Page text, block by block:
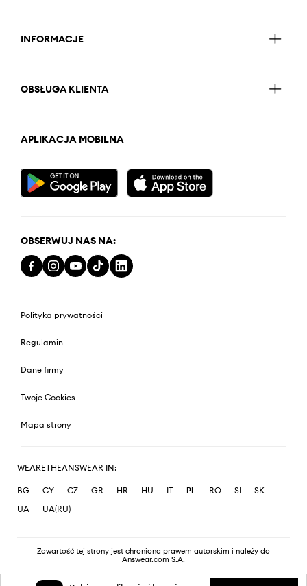
INFORMACJE
OBSŁUGA KLIENTA
APLIKACJA MOBILNA
OBSERWUJ NAS NA:
Polityka prywatności
Regulamin
Dane firmy
Twoje Cookies
Mapa strony
WEARETHEANSWEAR IN:
BG CY CZ GR HR HU IT PL RO SI
SK
UA
UA(RU)
Zawartość tej strony jest chroniona prawem autorskim i należy do
Answear.com S.A.